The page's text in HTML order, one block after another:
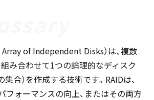
of Independent Disks）は、複数
み合わせて1つの論理的なディスク
集合）を作成する技術です。RAIDは、
フォーマンスの向上、またはその両方